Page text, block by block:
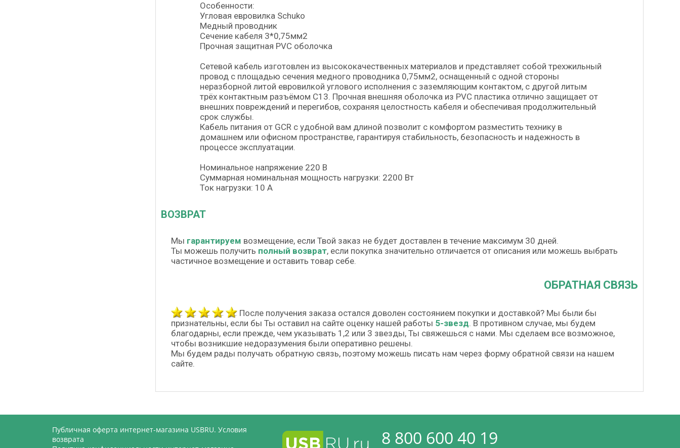
Особенности:
Угловая евровилка Schuko
Медный проводник
Сечение кабеля 3*0,75мм2
Прочная защитная PVC оболочка
Сетевой кабель изготовлен из высококачественных материалов и представляет собой трехжильный
провод с площадью сечения медного проводника 0,75мм2, оснащенный с одной стороны
неразборной литой евровилкой углового исполнения с заземляющим контактом, с другой литым
трёх контактным разъёмом C13. Прочная внешняя оболочка из PVC пластика отлично защищает от
внешних повреждений и перегибов, сохраняя целостность кабеля и обеспечивая продолжительный
срок службы.
Кабель питания от GCR с удобной вам длиной позволит с комфортом разместить технику в
домашнем или офисном пространстве, гарантируя стабильность, безопасность и надежность в
процессе эксплуатации.
Номинальное напряжение 220 В
Суммарная номинальная мощность нагрузки: 2200 Вт
Ток нагрузки: 10 А
ВОЗВРАТ
Мы гарантируем возмещение, если Твой заказ не будет доставлен в течение максимум 30 дней.
Ты можешь получить полный возврат, если покупка значительно отличается от описания или можешь выбрать
частичное возмещение и оставить товар себе.
ОБРАТНАЯ СВЯЗЬ
После получения заказа остался доволен состоянием покупки и доставкой? Мы были бы
признательны, если бы Ты оставил на сайте оценку нашей работы 5-звезд. В противном случае, мы будем
благодарны, если прежде, чем указывать 1,2 или 3 звезды, Ты свяжешься с нами. Мы сделаем все возможное,
чтобы возникшие недоразумения были оперативно решены.
Мы будем рады получать обратную связь, поэтому можешь писать нам через форму обратной связи на нашем
сайте.
Публичная оферта интернет-магазина USBRU. Условия
возврата
8 800 600 40 19